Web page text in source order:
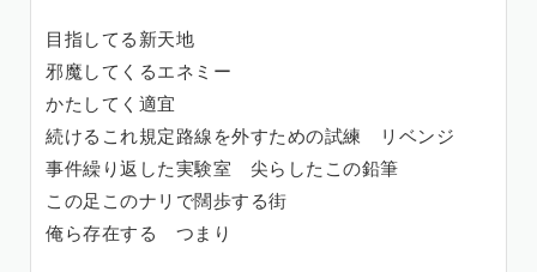
目指してる新天地
邪魔してくるエネミー
かたしてく適宜
続けるこれ規定路線を外すための試練 リベンジ
事件繰り返した実験室 尖らしたこの鉛筆
この足このナリで闊歩する街
俺ら存在する つまり